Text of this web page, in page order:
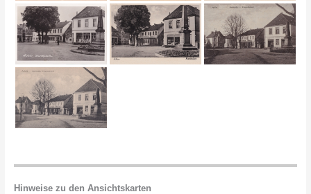
Hinweise zu den Ansichtskarten